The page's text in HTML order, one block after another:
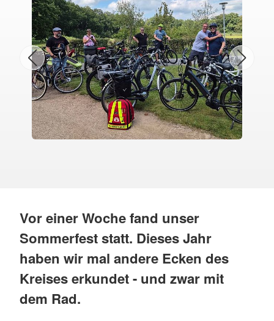
Vor einer Woche fand unser
Sommerfest statt. Dieses Jahr
haben wir mal andere Ecken des
Kreises erkundet - und zwar mit
dem Rad.